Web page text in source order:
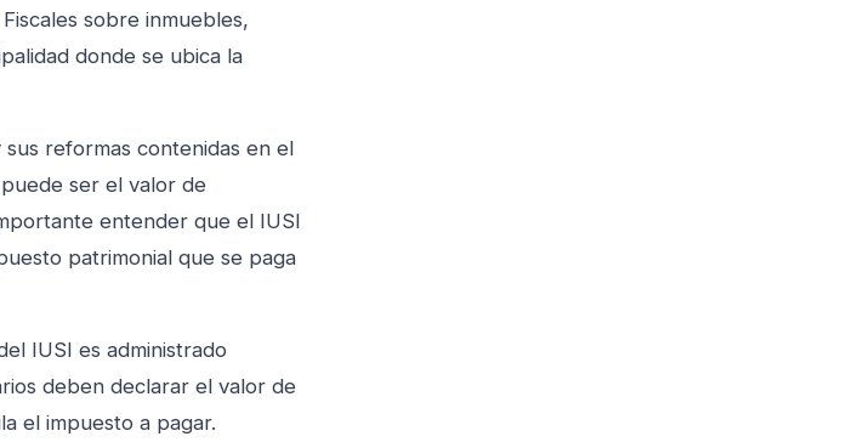
sobre inmuebles,
donde se ubica la
sus reformas contenidas en el
ser el valor de
entender que el IUSI
patrimonial que se paga
IUSI es administrado
deben declarar el valor de
el impuesto a pagar.